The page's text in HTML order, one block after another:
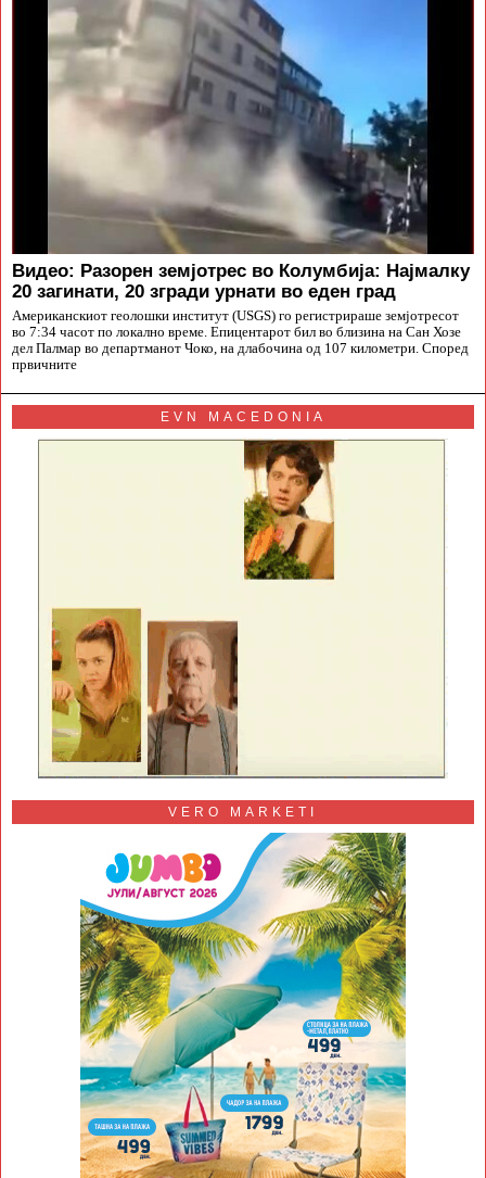
Видео: Разорен земјотрес во Колумбија: Најмалку
20 загинати, 20 згради урнати во еден град
Американскиот геолошки институт (USGS) го регистрираше земјотресот
во 7:34 часот по локално време. Епицентарот бил во близина на Сан Хозе
дел Палмар во департманот Чоко, на длабочина од 107 километри. Според
првичните
EVN MACEDONIA
VERO MARKETI